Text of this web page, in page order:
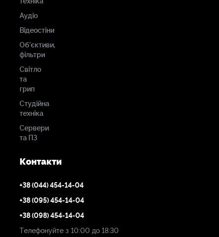
Аудіо
Відеостіни
Об'єктиви,
фільтри
Світло
та
грип
Студійна
техніка
Сервери
та ПЗ
Контакти
+38 (044) 454-14-04
+38 (095) 454-14-04
+38 (098) 454-14-04
Телефонуйте з 10:00 до 18:30